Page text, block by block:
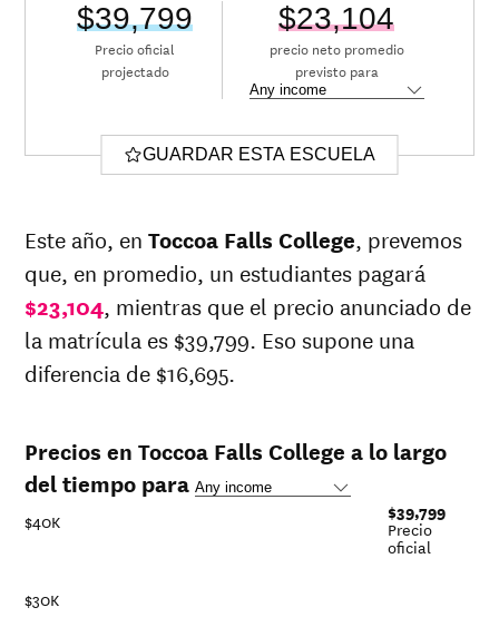
$39,799
Precio oficial
projectado
$23,104
precio neto promedio
previsto para
GUARDAR ESTA ESCUELA
Este año, enToccoa Falls College, prevemos
que, en promedio, un estudiantes pagará
$23,104, mientras que el precio anunciado de
la matrícula es $39,799. Eso supone una
diferencia de $16,695.
Precios en Toccoa Falls College a lo largo
del tiempo para
$30K
$40K $39,799
Precio
oficial